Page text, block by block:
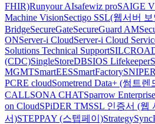
FHIR)Runyour AIsafewiz proSAIGE
Machine VisionSectigo SSL(웹서버
BridgeSecureGateSecureGuard AM
ONServer-i CloudServer-i Cloud
Solutions Technical Support
(CDC)SingleStoreDBSIOS Lifekeeper
MGMTSmartEESSmartFactory
PCRE cloudSometrend Data+ (썸트
CALLSONA CHATSparrow Enterprise
on CloudSPiDER TMSSL 인증서 (웹
서)STEPPAY (스텝페이)Strategy